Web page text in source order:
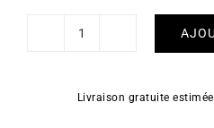
quantité
Briston
Livraison gratuite